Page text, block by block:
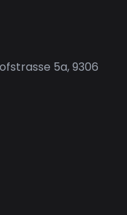
5a, 9306